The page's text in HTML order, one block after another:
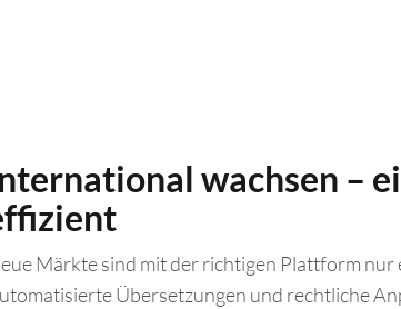
wachsen –
Märkte sind mit der richtigen Plattform nur
Übersetzungen und rechtliche